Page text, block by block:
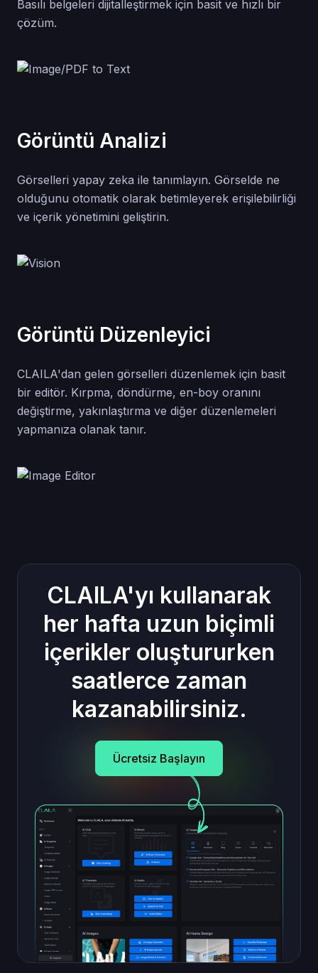
Basılı belgeleri dijitalleştirmek için basit ve hızlı bir
çözüm.
Görüntü Analizi
Görselleri yapay zeka ile tanımlayın. Görselde ne
olduğunu otomatik olarak betimleyerek erişilebilirliği
ve içerik yönetimini geliştirin.
Görüntü Düzenleyici
CLAILA'dan gelen görselleri düzenlemek için basit
bir editör. Kırpma, döndürme, en-boy oranını
değiştirme, yakınlaştırma ve diğer düzenlemeleri
yapmanıza olanak tanır.
CLAILA'yı kullanarak
her hafta uzun biçimli
içerikler oluştururken
saatlerce zaman
kazanabilirsiniz.
Ücretsiz Başlayın